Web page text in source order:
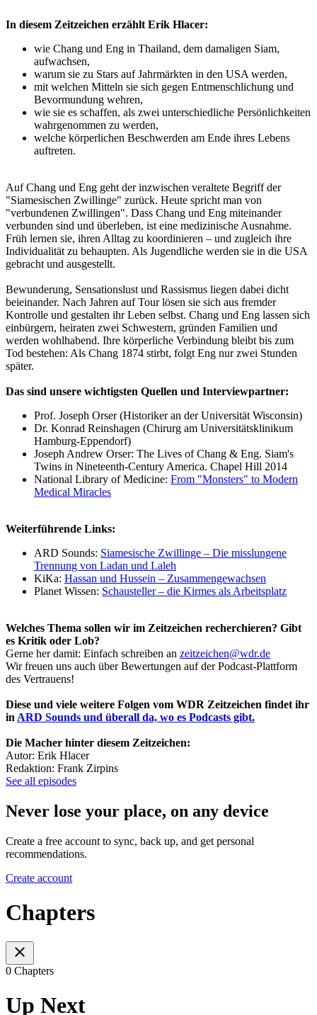
In diesem Zeitzeichen erzählt Erik Hlacer:
wie Chang und Eng in Thailand, dem damaligen Siam,
aufwachsen,
warum sie zu Stars auf Jahrmärkten in den USA werden,
mit welchen Mitteln sie sich gegen Entmenschlichung und
Bevormundung wehren,
wie sie es schaffen, als zwei unterschiedliche Persönlichkeiten
wahrgenommen zu werden,
welche körperlichen Beschwerden am Ende ihres Lebens
auftreten.
Auf Chang und Eng geht der inzwischen veraltete Begriff der
"Siamesischen Zwillinge" zurück. Heute spricht man von
"verbundenen Zwillingen". Dass Chang und Eng miteinander
verbunden sind und überleben, ist eine medizinische Ausnahme.
Früh lernen sie, ihren Alltag zu koordinieren – und zugleich ihre
Individualität zu behaupten. Als Jugendliche werden sie in die USA
gebracht und ausgestellt.
Bewunderung, Sensationslust und Rassismus liegen dabei dicht
beieinander. Nach Jahren auf Tour lösen sie sich aus fremder
Kontrolle und gestalten ihr Leben selbst. Chang und Eng lassen sich
einbürgern, heiraten zwei Schwestern, gründen Familien und
werden wohlhabend. Ihre körperliche Verbindung bleibt bis zum
Tod bestehen: Als Chang 1874 stirbt, folgt Eng nur zwei Stunden
später.
Das sind unsere wichtigsten Quellen und Interviewpartner:
Prof. Joseph Orser (Historiker an der Universität Wisconsin)
Dr. Konrad Reinshagen (Chirurg am Universitätsklinikum
Hamburg-Eppendorf)
Joseph Andrew Orser: The Lives of Chang & Eng. Siam's
Twins in Nineteenth-Century America. Chapel Hill 2014
National Library of Medicine: From "Monsters" to Modern
Medical Miracles
Weiterführende Links:
ARD Sounds: Siamesische Zwillinge – Die misslungene
Trennung von Ladan und Laleh
KiKa: Hassan und Hussein – Zusammengewachsen
Planet Wissen: Schausteller – die Kirmes als Arbeitsplatz
Welches Thema sollen wir im Zeitzeichen recherchieren? Gibt
es Kritik oder Lob?
Gerne her damit: Einfach schreiben an zeitzeichen@wdr.de
Wir freuen uns auch über Bewertungen auf der Podcast-Plattform
des Vertrauens!
Diese und viele weitere Folgen vom WDR Zeitzeichen findet ihr
in ARD Sounds und überall da, wo es Podcasts gibt.
Die Macher hinter diesem Zeitzeichen:
Autor: Erik Hlacer
Redaktion: Frank Zirpins
See all episodes
Never lose your place, on any device
Create a free account to sync, back up, and get personal
recommendations.
Create account
Chapters
0 Chapters
Up Next